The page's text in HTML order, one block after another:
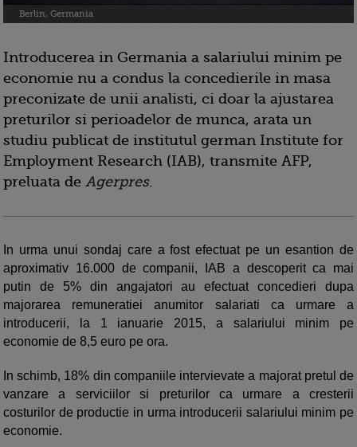
Berlin, Germania
Introducerea in Germania a salariului minim pe
economie nu a condus la concedierile in masa
preconizate de unii analisti, ci doar la ajustarea
preturilor si perioadelor de munca, arata un
studiu publicat de institutul german Institute for
Employment Research (IAB), transmite AFP,
preluata de Agerpres.
In urma unui sondaj care a fost efectuat pe un esantion de
aproximativ 16.000 de companii, IAB a descoperit ca mai
putin de 5% din angajatori au efectuat concedieri dupa
majorarea remuneratiei anumitor salariati ca urmare a
introducerii, la 1 ianuarie 2015, a salariului minim pe
economie de 8,5 euro pe ora.
In schimb, 18% din companiile intervievate a majorat pretul de
vanzare a serviciilor si preturilor ca urmare a cresterii
costurilor de productie in urma introducerii salariului minim pe
economie.